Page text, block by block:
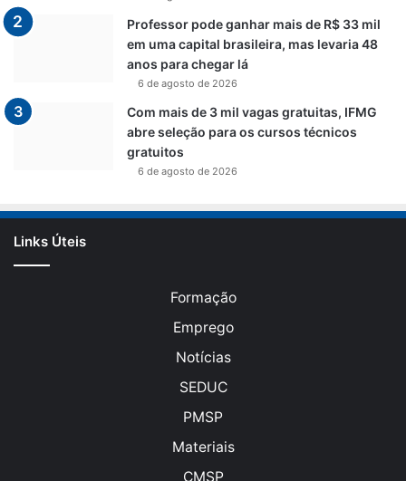
Professor pode ganhar mais de R$ 33 mil
em uma capital brasileira, mas levaria 48
anos para chegar lá
6 de agosto de 2026
Com mais de 3 mil vagas gratuitas, IFMG
abre seleção para os cursos técnicos
gratuitos
6 de agosto de 2026
Links Úteis
Formação
Emprego
Notícias
SEDUC
PMSP
Materiais
CMSP